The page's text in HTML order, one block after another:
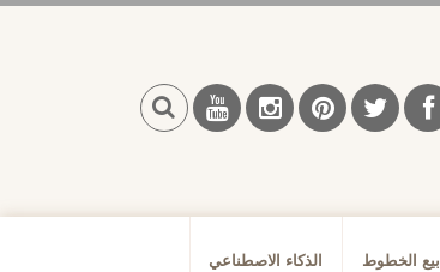
بيع الخطوط الذكاء الاصطناعي